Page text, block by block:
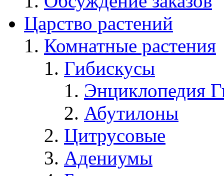
Царство растений
Комнатные растения
Гибискусы
Энциклопедия
Абутилоны
Цитрусовые
Адениумы